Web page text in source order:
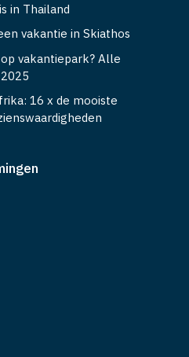
in Thailand
vakantie in Skiathos
vakantiepark? Alle
16 x de mooiste